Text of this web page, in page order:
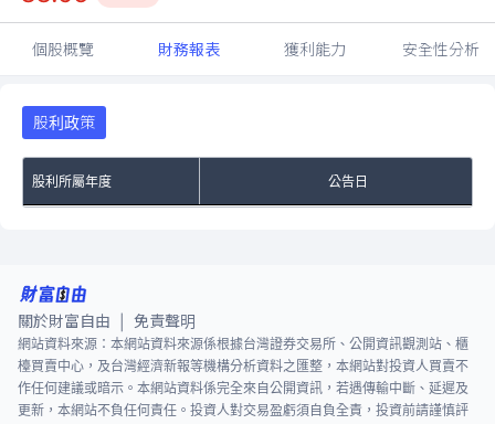
個股概覽 財務報表 獲利能力 安全性分析
股利政策
股利所屬年度 公告日
關於財富自由 免責聲明
網站資料來源：本網站資料來源係根據台灣證券交易所、公開資訊觀測站、櫃
檯買賣中心，及台灣經濟新報等機構分析資料之匯整，本網站對投資人買賣不
作任何建議或暗示。本網站資料係完全來自公開資訊，若遇傳輸中斷、延遲及
更新，本網站不負任何責任。投資人對交易盈虧須自負全責，投資前請謹慎評